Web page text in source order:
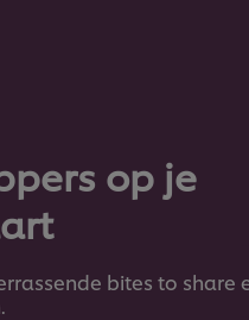
op je
bites to share